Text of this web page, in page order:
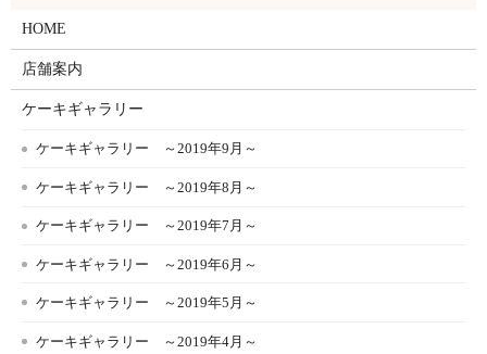
HOME
店舗案内
ケーキギャラリー
ケーキギャラリー ～2019年9月～
ケーキギャラリー ～2019年8月～
ケーキギャラリー ～2019年7月～
ケーキギャラリー ～2019年6月～
ケーキギャラリー ～2019年5月～
ケーキギャラリー ～2019年4月～